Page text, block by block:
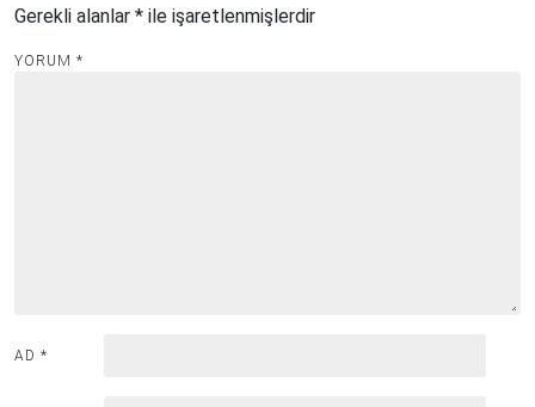
Gerekli alanlar * ile işaretlenmişlerdir
YORUM *
AD *